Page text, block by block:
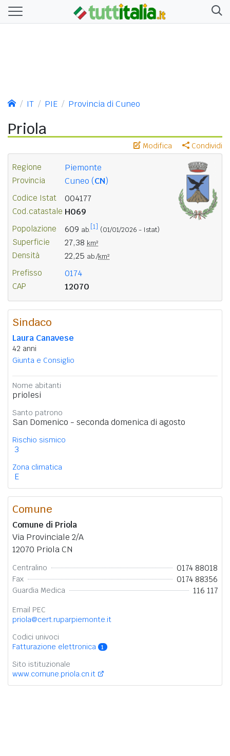
IT PIE Provincia di Cuneo
Priola
Modifica Condividi
Regione Piemonte
Provincia Cuneo (CN)
Codice Istat 004177
Cod.catastale H069
Popolazione 609 ab. [1] (01/01/2026 - Istat)
Superficie 27,38 km²
Densità 22,25 ab./km²
Prefisso 0174
CAP 12070
Sindaco
Laura Canavese
42 anni
Giunta e Consiglio
Nome abitanti
priolesi
Santo patrono
San Domenico - seconda domenica di agosto
Rischio sismico
3
Zona climatica
E
Comune
Comune di Priola
Via Provinciale 2/A
12070 Priola CN
Centralino 0174 88018
Fax 0174 88356
Guardia Medica 116 117
Email PEC
priola@cert.ruparpiemonte.it
Codici univoci
Fatturazione elettronica
1
Sito istituzionale
www.comune.priola.cn.it